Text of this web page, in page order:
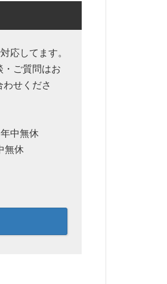
応してます。
ご質問はお
せくださ
中無休
無休